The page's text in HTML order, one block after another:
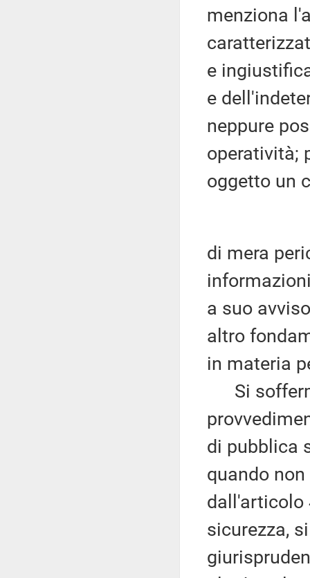
menziona
e
e
neppure
operatività;
oggetto un
di mera
a suo
altro
in materia
Si
di pubblica
quando
dall'articolo
sicurezza,